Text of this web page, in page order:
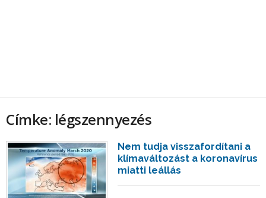
Címke: légszennyezés
Nem tudja visszafordítani a
klímaváltozást a koronavírus
miatti leállás